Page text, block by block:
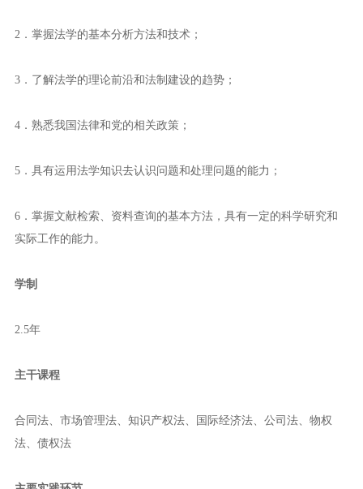
2．掌握法学的基本分析方法和技术；
3．了解法学的理论前沿和法制建设的趋势；
4．熟悉我国法律和党的相关政策；
5．具有运用法学知识去认识问题和处理问题的能力；
6．掌握文献检索、资料查询的基本方法，具有一定的科学研究和
实际工作的能力。
学制
2.5年
主干课程
合同法、市场管理法、知识产权法、国际经济法、公司法、物权
法、债权法